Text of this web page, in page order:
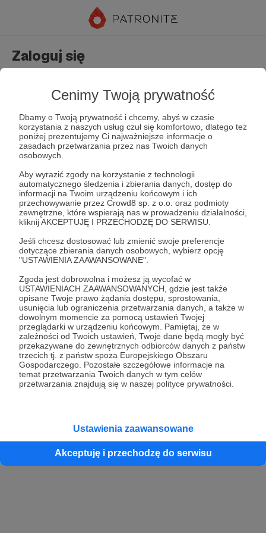
Cenimy Twoją prywatność
Dbamy o Twoją prywatność i chcemy, abyś w czasie
korzystania z naszych usług czuł się komfortowo, dlatego też
poniżej prezentujemy Ci najważniejsze informacje o
zasadach przetwarzania przez nas Twoich danych
osobowych.
Aby wyrazić zgody na korzystanie z technologii
automatycznego śledzenia i zbierania danych, dostęp do
informacji na Twoim urządzeniu końcowym i ich
przechowywanie przez Crowd8 sp. z o.o. oraz podmioty
zewnętrzne, które wspierają nas w prowadzeniu działalności,
kliknij AKCEPTUJĘ I PRZECHODZĘ DO SERWISU.
Jeśli chcesz dostosować lub zmienić swoje preferencje
dotyczące zbierania danych osobowych, wybierz opcję
"USTAWIENIA ZAAWANSOWANE".
Zgoda jest dobrowolna i możesz ją wycofać w
USTAWIENIACH ZAAWANSOWANYCH, gdzie jest także
opisane Twoje prawo żądania dostępu, sprostowania,
usunięcia lub ograniczenia przetwarzania danych, a także w
dowolnym momencie za pomocą ustawień Twojej
przeglądarki w urządzeniu końcowym. Pamiętaj, że w
zależności od Twoich ustawień, Twoje dane będą mogły być
przekazywane do zewnętrznych odbiorców danych z państw
trzecich tj. z państw spoza Europejskiego Obszaru
Gospodarczego. Pozostałe szczegółowe informacje na
temat przetwarzania Twoich danych w tym celów
przetwarzania znajdują się w naszej polityce prywatności.
Ustawienia zaawansowane
Akceptuję i przechodzę do serwisu
Zaloguj się
Zapamiętaj mnie Zapomniałeś hasła?
Zaloguj
lub
Kontynuuj z Google
Kontynuuj z Facebook
Kontynuuj z Apple
konta przez osobę niepełnoletnią” dostępny w regulaminie Patronite.pl